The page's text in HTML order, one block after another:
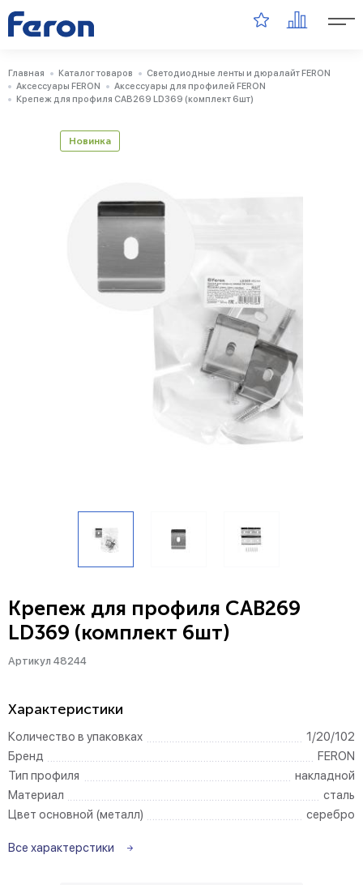
Главная Каталог товаров
Светодиодные ленты и дюралайт FERON
Аксессуары FERON
Аксессуары для профилей FERON
Крепеж для профиля CAB269 LD369 (комплект 6шт)
Новинка
Крепеж для профиля CAB269
LD369 (комплект 6шт)
Артикул 48244
Характеристики
Количество в упаковках
1/20/102
Бренд
FERON
Тип профиля
накладной
Материал
сталь
Цвет основной (металл)
серебро
Все характерстики